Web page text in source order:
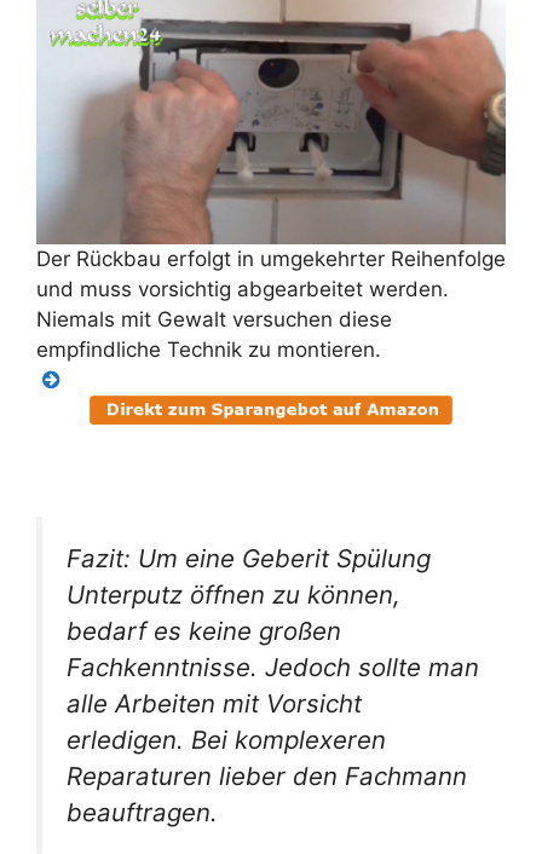
Der Rückbau erfolgt in umgekehrter Reihenfolge
und muss vorsichtig abgearbeitet werden.
Niemals mit Gewalt versuchen diese
empfindliche Technik zu montieren.
Fazit: Um eine Geberit Spülung
Unterputz öffnen zu können,
bedarf es keine großen
Fachkenntnisse. Jedoch sollte man
alle Arbeiten mit Vorsicht
erledigen. Bei komplexeren
Reparaturen lieber den Fachmann
beauftragen.